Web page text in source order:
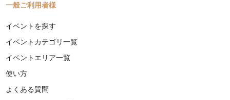
一般ご利用者様
イベントを探す
イベントカテゴリ一覧
イベントエリア一覧
使い方
よくある質問